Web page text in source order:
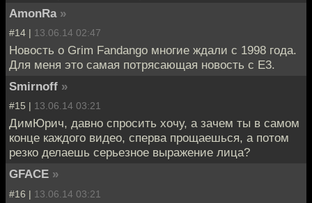
AmonRa »
#14 | 13.06.14 02:47
Новость о Grim Fandango многие ждали с 1998 года.
Для меня это самая потрясающая новость с E3.
Smirnoff »
#15 | 13.06.14 03:21
ДимЮрич, давно спросить хочу, а зачем ты в самом
конце каждого видео, сперва прощаешься, а потом
резко делаешь серьезное выражение лица?
GFACE »
#16 | 13.06.14 03:21